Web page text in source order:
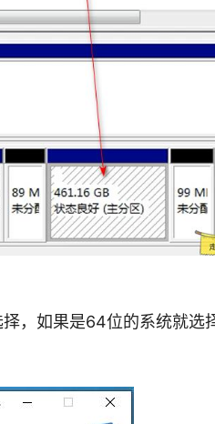
，如果是64位的系统就选